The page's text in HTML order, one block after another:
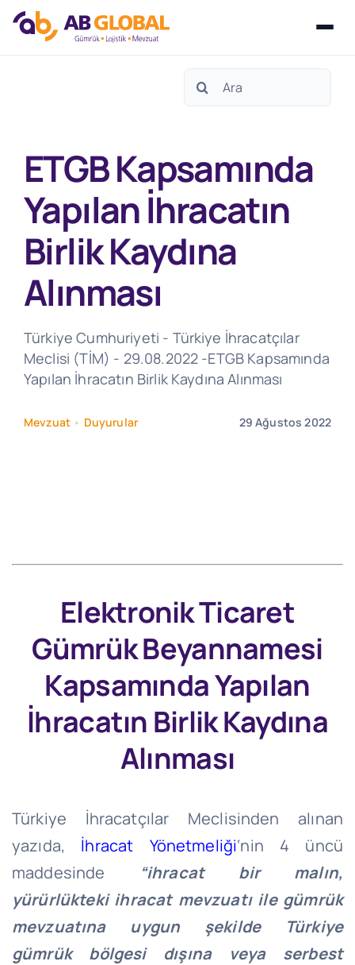
Search
ETGB Kapsamında
Yapılan İhracatın
Birlik Kaydına
Alınması
Türkiye Cumhuriyeti - Türkiye İhracatçılar
Meclisi (TİM) - 29.08.2022 -ETGB Kapsamında
Yapılan İhracatın Birlik Kaydına Alınması
Mevzuat • Duyurular 29 Ağustos 2022
Elektronik Ticaret
Gümrük Beyannamesi
Kapsamında Yapılan
İhracatın Birlik Kaydına
Alınması
Türkiye İhracatçılar Meclisinden alınan
yazıda, İhracat Yönetmeliği‘nin 4 üncü
maddesinde
“ihracat bir malın,
yürürlükteki ihracat mevzuatı ile gümrük
mevzuatına uygun şekilde Türkiye
gümrük bölgesi dışına veya serbest